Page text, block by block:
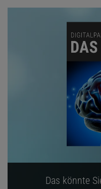
Das könnte